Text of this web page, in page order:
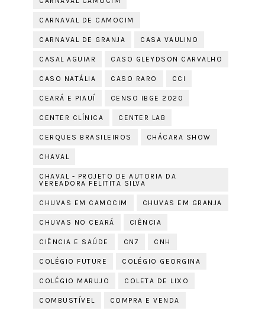
CARNAVAL DE CAMOCIM
CARNAVAL DE GRANJA CASA VAULINO
CASAL AGUIAR CASO GLEYDSON CARVALHO
CASO NATÁLIA CASO RARO CCI
CEARÁ E PIAUÍ CENSO IBGE 2020
CENTER CLÍNICA CENTER LAB
CERQUES BRASILEIROS CHÁCARA SHOW
CHAVAL
CHAVAL - PROJETO DE AUTORIA DA
VEREADORA FELITITA SILVA
CHUVAS EM CAMOCIM CHUVAS EM GRANJA
CHUVAS NO CEARÁ CIÊNCIA
CIÊNCIA E SAÚDE CN7 CNH
COLÉGIO FUTURE COLÉGIO GEORGINA
COLÉGIO MARUJO COLETA DE LIXO
COMBUSTÍVEL COMPRA E VENDA